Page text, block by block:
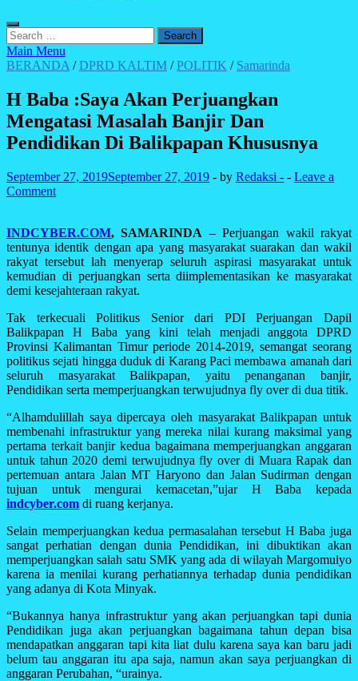
Search
for:
Main Menu
BERANDA /DPRD KALTIM /POLITIK / Samarinda
H Baba :Saya Akan Perjuangkan
Mengatasi Masalah Banjir Dan
Pendidikan Di Balikpapan Khususnya
September 27, 2019September 27, 2019 - by Redaksi - - Leave a
Comment
INDCYBER.COM, SAMARINDA – Perjuangan wakil rakyat
tentunya identik dengan apa yang masyarakat suarakan dan wakil
rakyat tersebut lah menyerap seluruh aspirasi masyarakat untuk
kemudian di perjuangkan serta diimplementasikan ke masyarakat
demi kesejahteraan rakyat.
Tak terkecuali Politikus Senior dari PDI Perjuangan Dapil
Balikpapan H Baba yang kini telah menjadi anggota DPRD
Provinsi Kalimantan Timur periode 2014-2019, semangat seorang
politikus sejati hingga duduk di Karang Paci membawa amanah dari
seluruh masyarakat Balikpapan, yaitu penanganan banjir,
Pendidikan serta memperjuangkan terwujudnya fly over di dua titik.
“Alhamdulillah saya dipercaya oleh masyarakat Balikpapan untuk
membenahi infrastruktur yang mereka nilai kurang maksimal yang
pertama terkait banjir kedua bagaimana memperjuangkan anggaran
untuk tahun 2020 demi terwujudnya fly over di Muara Rapak dan
pertemuan antara Jalan MT Haryono dan Jalan Sudirman dengan
tujuan untuk mengurai kemacetan,”ujar H Baba kepada
indcyber.com di ruang kerjanya.
Selain memperjuangkan kedua permasalahan tersebut H Baba juga
sangat perhatian dengan dunia Pendidikan, ini dibuktikan akan
memperjuangkan salah satu SMK yang ada di wilayah Margomulyo
karena ia menilai kurang perhatiannya terhadap dunia pendidikan
yang adanya di Kota Minyak.
“Bukannya hanya infrastruktur yang akan perjuangkan tapi dunia
Pendidikan juga akan perjuangkan bagaimana tahun depan bisa
mendapatkan anggaran tapi kita liat dulu karena saya kan baru jadi
belum tau anggaran itu apa saja, namun akan saya perjuangkan di
anggaran Perubahan, “urainya.